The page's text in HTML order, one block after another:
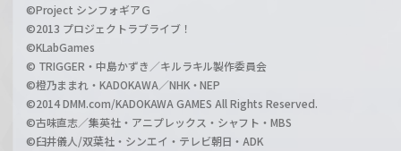
©Project シンフォギアＧ
©2013 プロジェクトラブライブ！
©KLabGames
© TRIGGER・中島かずき／キルラキル製作委員会
©橙乃ままれ・KADOKAWA／NHK・NEP
©2014 DMM.com/KADOKAWA GAMES All Rights Reserved.
©古味直志／集英社・アニプレックス・シャフト・MBS
©臼井儀人/双葉社・シンエイ・テレビ朝日・ADK